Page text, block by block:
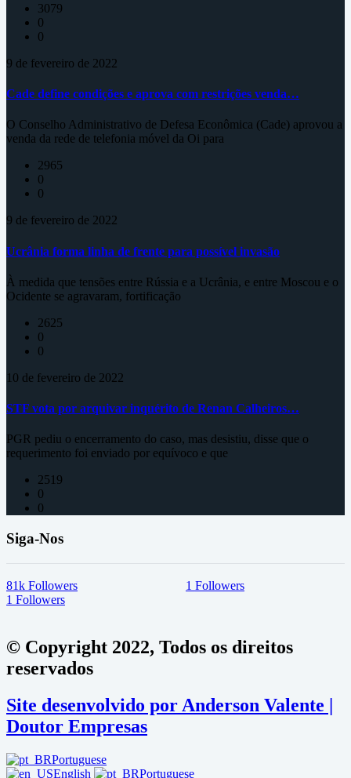
3079
0
0
9 de fevereiro de 2022
Cade define condições e aprova com restrições venda…
O Conselho Administrativo de Defesa Econômica (Cade) aprovou a
venda da rede de telefonia móvel da Oi para
2965
0
0
9 de fevereiro de 2022
Ucrânia forma linha de frente para possível invasão
À medida que tensões entre Rússia e a Ucrânia, e entre Moscou e o
Ocidente se agravaram, fortificação
2625
0
0
10 de fevereiro de 2022
STF vota por arquivar inquérito de Renan Calheiros…
PGR pediu o encerramento do caso, mas desistiu, disse que o
requerimento foi enviado por equívoco e que
2519
0
0
Siga-Nos
81k Followers 1 Followers
1 Followers
© Copyright 2022, Todos os direitos
reservados
Site desenvolvido por Anderson Valente |
Doutor Empresas
Portuguese
English
Portuguese